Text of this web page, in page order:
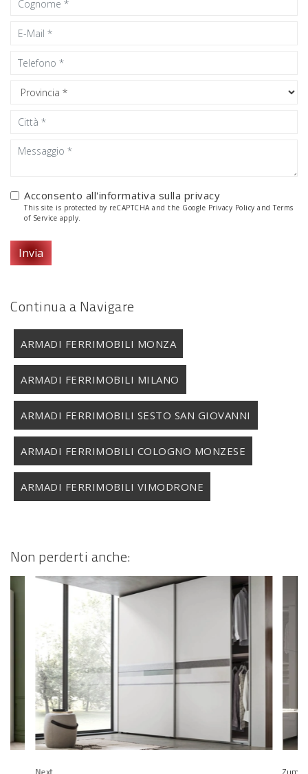
Acconsento all'informativa sulla privacy
This site is protected by reCAPTCHA and the Google Privacy Policy andTerms
of Service apply.
Invia
Continua a Navigare
ARMADI FERRIMOBILI MONZA
ARMADI FERRIMOBILI MILANO
ARMADI FERRIMOBILI SESTO SAN GIOVANNI
ARMADI FERRIMOBILI COLOGNO MONZESE
ARMADI FERRIMOBILI VIMODRONE
Non perderti anche: